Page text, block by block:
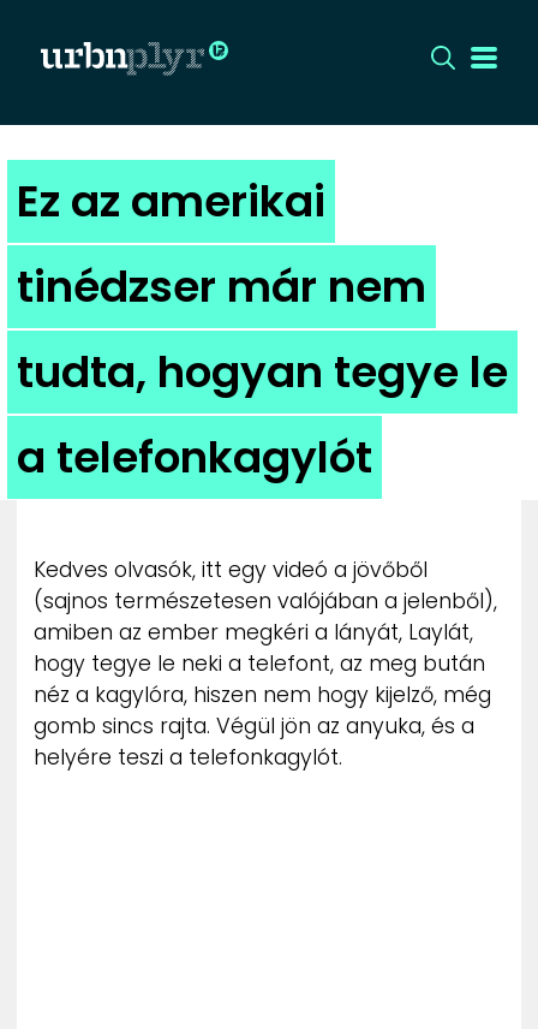
CÍMLAP
DIZÁJN
DIVAT
HIP
KULT
UTCA
ZENE
MÉDIAAJÁNLAT
IMPRESSZUM
PR-ARCHÍVUM
ADATKEZELÉSI TÁJÉKOZTATÓ
Ez az amerikai
tinédzser már nem
tudta, hogyan tegye le
a telefonkagylót
Kedves olvasók, itt egy videó a jövőből
(sajnos természetesen valójában a jelenből),
amiben az ember megkéri a lányát, Laylát,
hogy tegye le neki a telefont, az meg bután
néz a kagylóra, hiszen nem hogy kijelző, még
gomb sincs rajta. Végül jön az anyuka, és a
helyére teszi a telefonkagylót.